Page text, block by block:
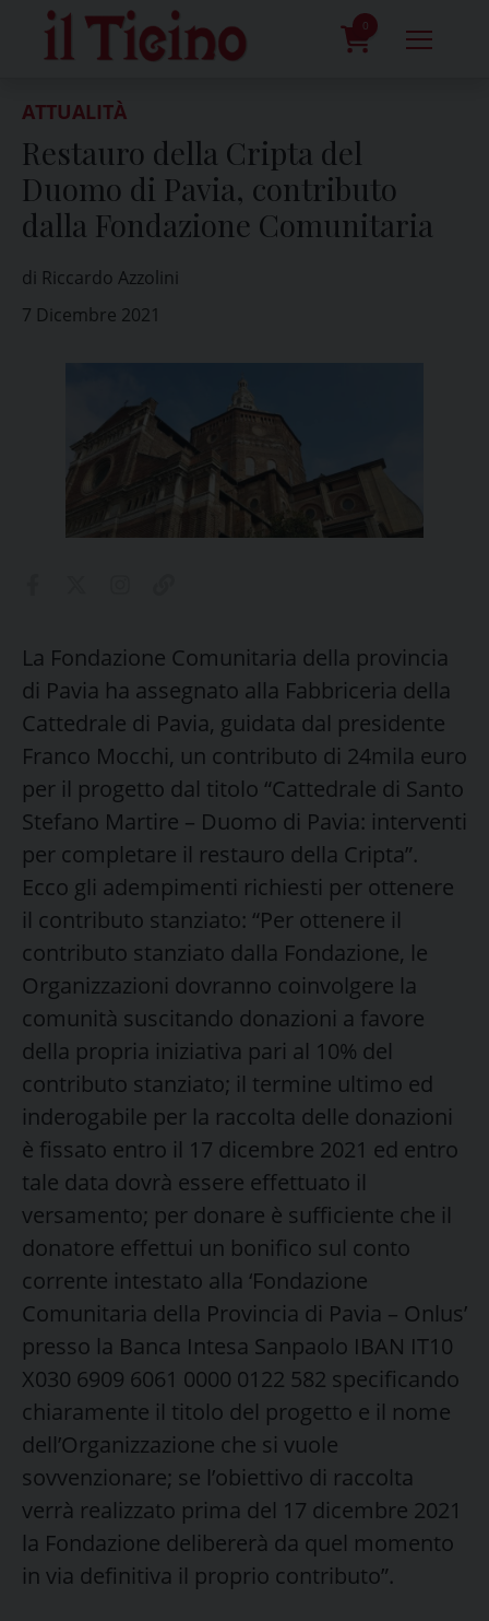
content
0
ATTUALITÀ
Restauro della Cripta del
Duomo di Pavia, contributo
dalla Fondazione Comunitaria
di Riccardo Azzolini
7 Dicembre 2021
La Fondazione Comunitaria della provincia
di Pavia ha assegnato alla Fabbriceria della
Cattedrale di Pavia, guidata dal presidente
Franco Mocchi, un contributo di 24mila euro
per il progetto dal titolo “Cattedrale di Santo
Stefano Martire – Duomo di Pavia: interventi
per completare il restauro della Cripta”.
Ecco gli adempimenti richiesti per ottenere
il contributo stanziato: “Per ottenere il
contributo stanziato dalla Fondazione, le
Organizzazioni dovranno coinvolgere la
comunità suscitando donazioni a favore
della propria iniziativa pari al 10% del
contributo stanziato; il termine ultimo ed
inderogabile per la raccolta delle donazioni
è fissato entro il 17 dicembre 2021 ed entro
tale data dovrà essere effettuato il
versamento; per donare è sufficiente che il
donatore effettui un bonifico sul conto
corrente intestato alla ‘Fondazione
Comunitaria della Provincia di Pavia – Onlus’
presso la Banca Intesa Sanpaolo IBAN IT10
X030 6909 6061 0000 0122 582 specificando
chiaramente il titolo del progetto e il nome
dell’Organizzazione che si vuole
sovvenzionare; se l’obiettivo di raccolta
verrà realizzato prima del 17 dicembre 2021
la Fondazione delibererà da quel momento
in via definitiva il proprio contributo”.